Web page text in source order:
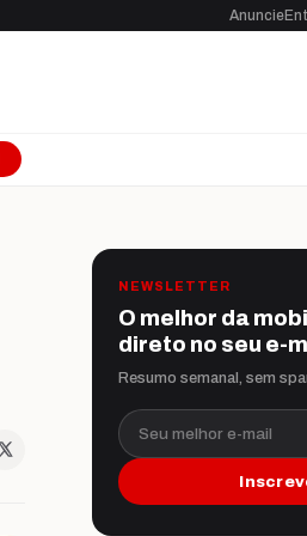
Anuncie
NEWSLETTER
O melhor da
direto no seu e-
Resumo semanal, sem
Seu melhor e-mail